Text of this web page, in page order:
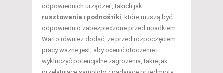
odpowiednich urządzeń, takich jak
rusztowania i podnośniki, które muszą być
odpowiednio zabezpieczone przed upadkiem.
Warto również dodać, że przed rozpoczęciem
pracy ważne jest, aby ocenić otoczenie i
wykluczyć potencjalne zagrożenia, takie jak